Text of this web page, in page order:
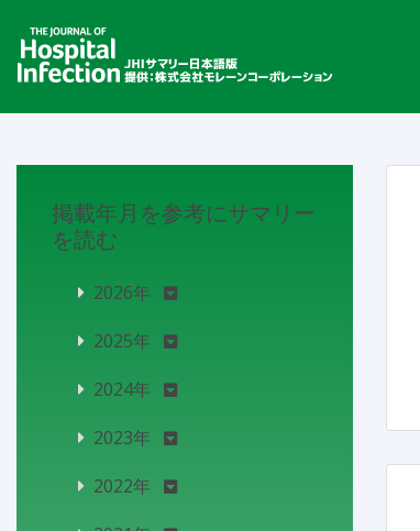
掲載年月を参考にサマリー
を読む
2026年
2025年
2024年
2023年
2022年